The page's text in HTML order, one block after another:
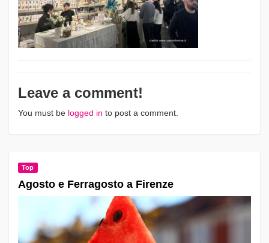
Leave a comment!
You must be logged in to post a comment.
Top
Agosto e Ferragosto a Firenze